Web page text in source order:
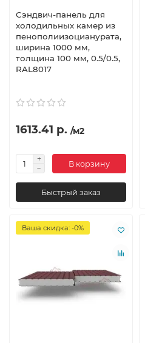
Сэндвич-панель для
холодильных камер из
пенополиизоцианурата,
ширина 1000 мм,
толщина 100 мм, 0.5/0.5,
RAL8017
1613.41 р. /м2
В корзину
Быстрый заказ
Ваша скидка: -0%